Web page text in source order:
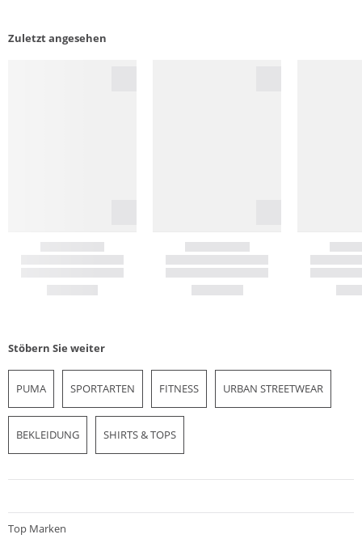
Zuletzt angesehen
Stöbern Sie weiter
PUMA SPORTARTEN FITNESS URBAN STREETWEAR
BEKLEIDUNG SHIRTS & TOPS
Top Marken